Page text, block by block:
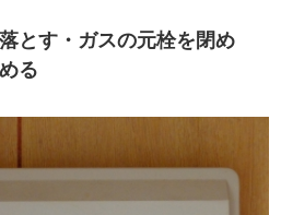
とす・ガスの元栓を閉め
る